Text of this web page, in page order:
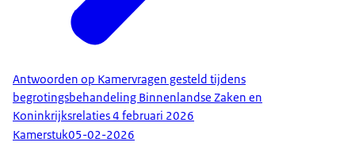
Antwoorden op Kamervragen gesteld tijdens
begrotingsbehandeling Binnenlandse Zaken en
Koninkrijksrelaties 4 februari 2026
Kamerstuk05-02-2026